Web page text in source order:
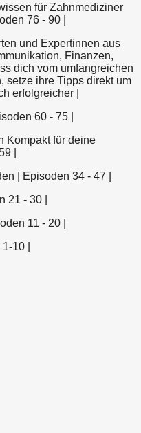
für Zahnmediziner
76 - 90 |
und Expertinnen aus
Finanzen,
dich vom umfangreichen
setze ihre Tipps direkt um
erfolgreicher |
60 - 75 |
Kompakt für deine
|
| Episoden 34 - 47 |
21 - 30 |
11 - 20 |
10 |